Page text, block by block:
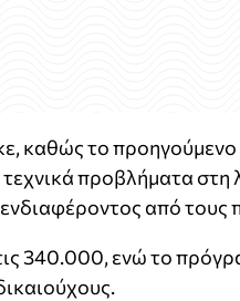
καθώς το
προβλήματα στη
από τους
340.000, ενώ το